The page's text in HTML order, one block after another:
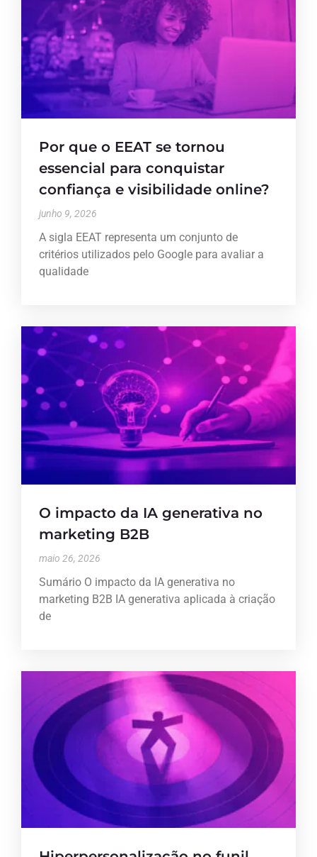
Por que o EEAT se tornou
essencial para conquistar
confiança e visibilidade online?
junho 9, 2026
A sigla EEAT representa um conjunto de
critérios utilizados pelo Google para avaliar a
qualidade
O impacto da IA generativa no
marketing B2B
maio 26, 2026
Sumário O impacto da IA generativa no
marketing B2B IA generativa aplicada à criação
de